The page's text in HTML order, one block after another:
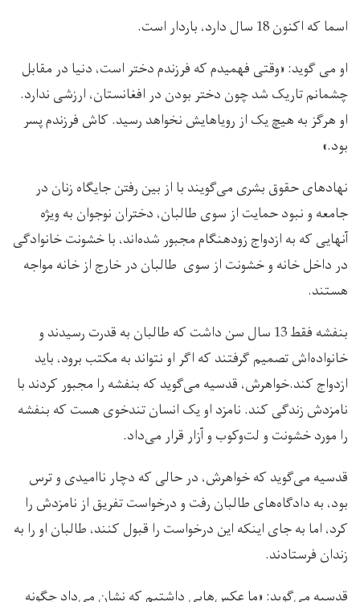
اسما که اکنون 18 سال دارد، باردار است.
او می گوید: «وقتی فهمیدم که فرزندم دختر است، دنیا در مقابل
چشمانم تاریک شد چون دختر بودن در افغانستان، ارزشی ندارد.
او هرگز به هیچ یک از رویاهایش نخواهد رسید. کاش فرزندم پسر
بود.»
نهادهای حقوق بشری می‌گویند با از بین رفتن جایگاه زنان در
جامعه و نبود حمایت از سوی طالبان، دختران نوجوان به ویژه
آنهایی که به ازدواج زودهنگام مجبور شده‌اند، با خشونت خانوادگی
در داخل خانه و خشونت از سوی طالبان در خارج از خانه مواجه
هستند.
بنفشه فقط 13 سال سن داشت که طالبان به قدرت رسیدند و
خانواده‌اش تصمیم گرفتند که اگر او نتواند به مکتب برود، باید
ازدواج کند.خواهرش، قدسیه می‌گوید که بنفشه را مجبور کردند با
نامزدش زندگی کند. نامزد او یک انسان تندخوی هست که بنفشه
را مورد خشونت و لت‌وکوب و آزار قرار می‌داد.
قدسیه می‌گوید که خواهرش، در حالی که دچار ناامیدی و ترس
بود، به دادگاه‌های طالبان رفت و درخواست تفریق از نامزدش را
کرد، اما به جای اینکه این درخواست را قبول کنند، طالبان او را به
زندان فرستادند.